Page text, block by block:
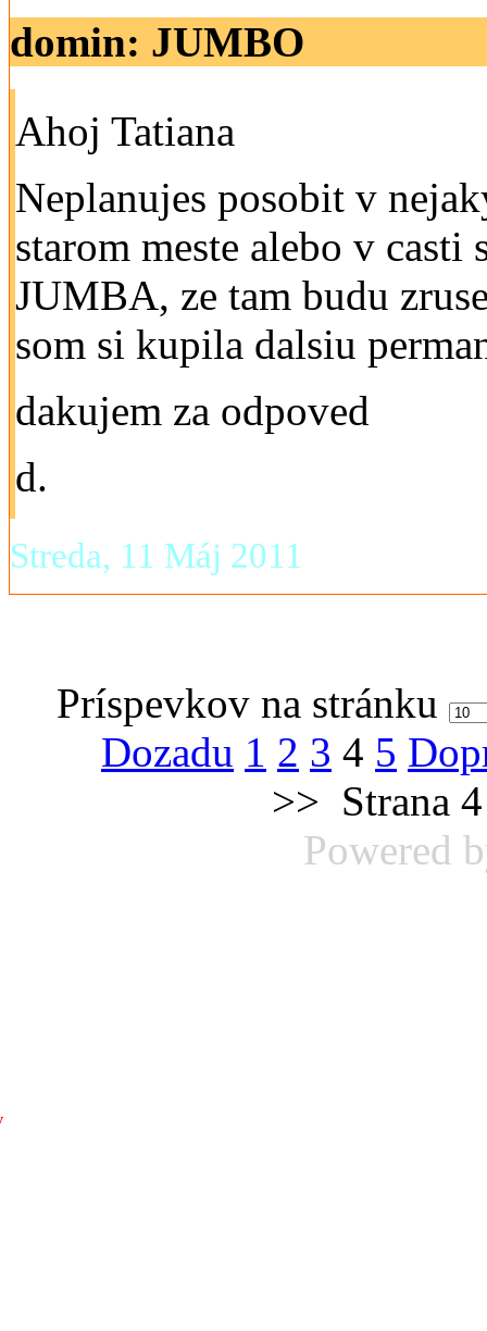
domin: JUMBO
Ahoj Tatiana
Neplanujes posobit v
starom meste alebo v casti
JUMBA, ze tam budu
som si kupila dalsiu
dakujem za odpoved
d.
Streda, 11 Máj 2011
Príspevkov na stránku
Dozadu 1 2 3 4 5
>> Strana
Powered